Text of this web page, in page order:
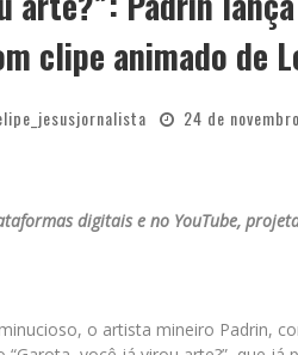
clipe animado de
24 de
digitais e no YouTube,
o artista mineiro Padrin,